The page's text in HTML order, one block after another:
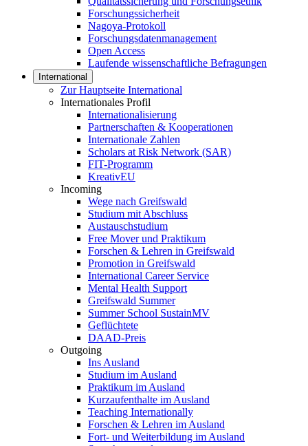
Forschungssicherheit
Nagoya-Protokoll
Forschungsdatenmanagement
Open Access
Laufende wissenschaftliche Befragungen
International
Zur Hauptseite International
Internationales Profil
Internationalisierung
Partnerschaften & Kooperationen
Internationale Zahlen
Scholars at Risk Network (SAR)
FIT-Programm
KreativEU
Incoming
Wege nach Greifswald
Studium mit Abschluss
Austauschstudium
Free Mover und Praktikum
Forschen & Lehren in Greifswald
Promotion in Greifswald
International Career Service
Mental Health Support
Greifswald Summer
Summer School SustainMV
Geflüchtete
DAAD-Preis
Outgoing
Ins Ausland
Studium im Ausland
Praktikum im Ausland
Kurzaufenthalte im Ausland
Teaching Internationally
Forschen & Lehren im Ausland
Fort- und Weiterbildung im Ausland